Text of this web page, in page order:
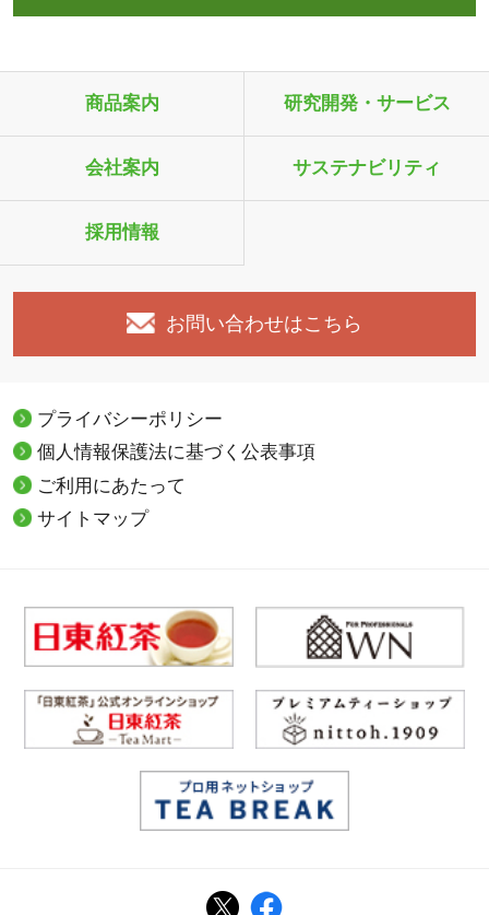
商品案内 研究開発・サービス
会社案内 サステナビリティ
採用情報
お問い合わせはこちら
プライバシーポリシー
個人情報保護法に基づく公表事項
ご利用にあたって
サイトマップ